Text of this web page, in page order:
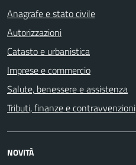
Anagrafe e stato civile
Autorizzazioni
Catasto e urbanistica
Imprese e commercio
Salute, benessere e assistenza
Tributi, finanze e contravvenzioni
NOVITÀ